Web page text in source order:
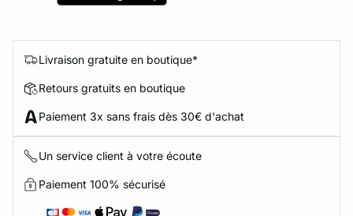
Livraison gratuite en boutique*
Retours gratuits en boutique
Paiement 3x sans frais dès 30€ d'achat
Un service client à votre écoute
Paiement 100% sécurisé